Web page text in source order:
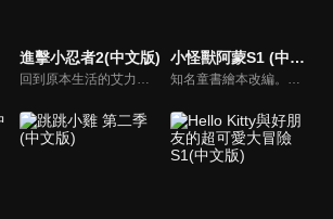
進擊小忍者2(中文版)
回到原本生活的艾力克斯，正煩惱著和潔西卡之間的關係不順遂，此時忍者突然以刺蝟之姿出現在他面前，原來艾普明快要被釋放了！憑藉著艾力克斯聰明的腦袋，他們來到泰國，艾力克斯和忍者也在不斷磨合中，成為最佳拍檔，甚至團隊還多了尚恩加入！
小怪獸阿蒙S1 (中文版)
知名童書繪本改編。故事講述的是小怪獸阿蒙醜醜的外表下，有著一顆敏感細膩的心。他希望有人能愛他，包容他，陪伴他，愛他本來的樣子。這個系列圍繞“愛”的主題，恰恰是父母對孩子所有愛的表現。